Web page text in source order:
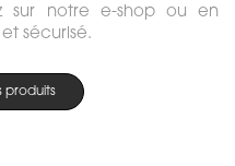
sur notre e-shop ou en
sécurisé.
produits